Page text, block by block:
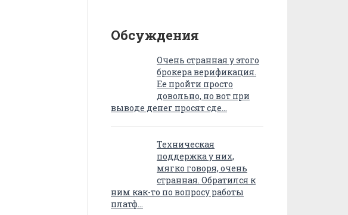
Обсуждения
Очень странная у этого
брокера верификация.
Ее пройти просто
довольно, но вот при
выводе денег просят сде…
Техническая
поддержка у них,
мягко говоря, очень
странная. Обратился к
ним как-то по вопросу работы
платф…